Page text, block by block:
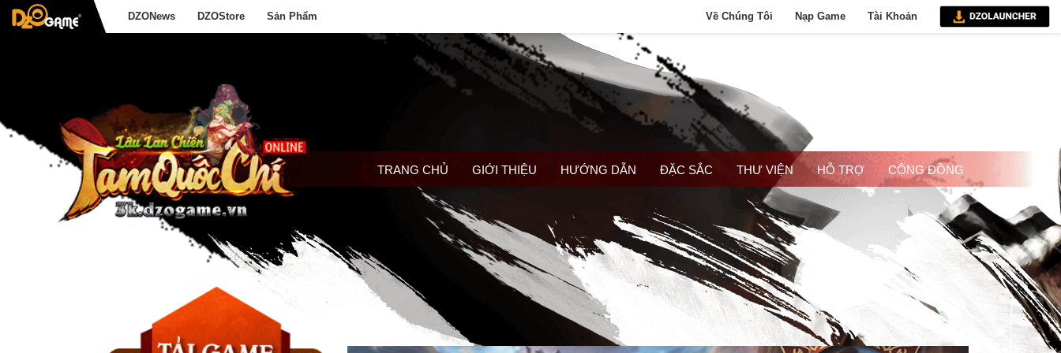
DZONews DZOStore Sản Phẩm Về Chúng Tôi Nạp Game Tài Khoản
TRANG CHỦ GIỚI THIỆU HƯỚNG DẪN ĐẶC SẮC THƯ VIỆN HỖ TRỢ CỘNG ĐỒNG